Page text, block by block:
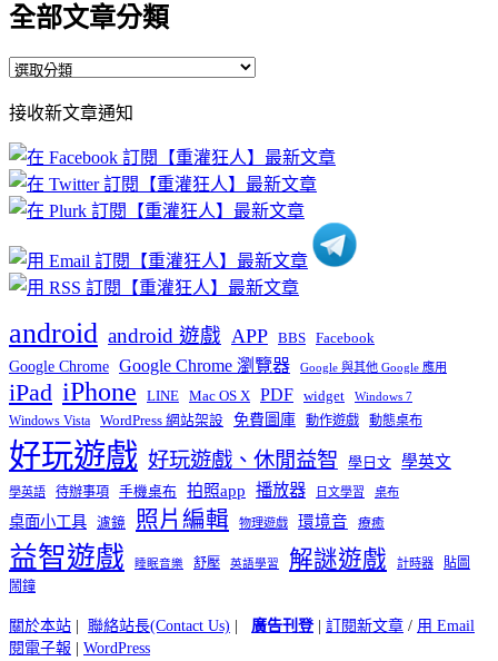
全部文章分類
全
文
章
分
類
接收新文章通知
android android 遊戲 APP BBS Facebook
Google Chrome Google Chrome 瀏覽器 Google 與其他 Google 應用
iPad iPhone LINE Mac OS X PDF widget Windows 7
Windows Vista WordPress 網站架設 免費圖庫 動作遊戲 動態桌布
好玩遊戲 好玩遊戲、休閒益智 學日文 學英文
學英語 待辦事項 手機桌布 拍照app 播放器 日文學習 桌布
桌面小工具 濾鏡 照片編輯 物理遊戲 環境音 療癒
益智遊戲 睡眠音樂 舒壓 英語學習 解謎遊戲 計時器
貼圖
鬧鐘
關於本站 | 聯絡站長(Contact Us) | 廣告刊登| 訂閱新文章 / 用 Email
閱電子報 | WordPress